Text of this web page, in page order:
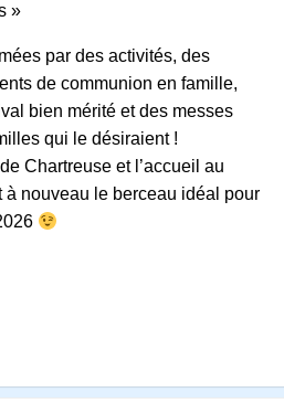
»
par des activités, des
de communion en famille,
bien mérité et des messes
qui le désiraient !
Chartreuse et l’accueil au
nouveau le berceau idéal pour